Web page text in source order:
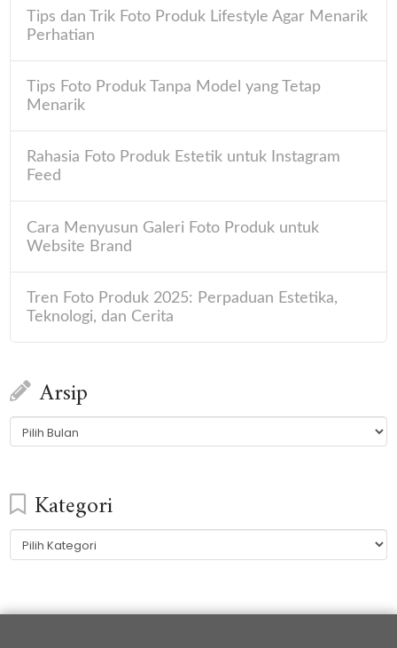
Tips dan Trik Foto Produk Lifestyle Agar Menarik
Perhatian
Tips Foto Produk Tanpa Model yang Tetap
Menarik
Rahasia Foto Produk Estetik untuk Instagram
Feed
Cara Menyusun Galeri Foto Produk untuk
Website Brand
Tren Foto Produk 2025: Perpaduan Estetika,
Teknologi, dan Cerita
Arsip
Arsip
Kategori
Kategori